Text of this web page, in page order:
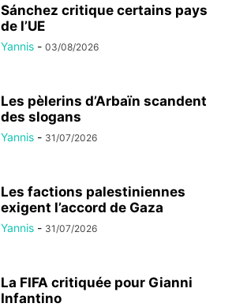
Sánchez critique certains pays
de l’UE
Yannis - 03/08/2026
Les pèlerins d’Arbaïn scandent
des slogans
Yannis - 31/07/2026
Les factions palestiniennes
exigent l’accord de Gaza
Yannis - 31/07/2026
La FIFA critiquée pour Gianni
Infantino